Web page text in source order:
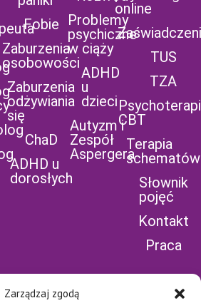
Zarządzaj zgodą
Fobie
Zaburzenia
osobowości
Zaburzenia
odżywiania
się
ChaD
ADHD u
dorosłych
Problemy
psychiczne
w ciąży
ADHD
u
dzieci
Autyzm i
Zespół
Aspergera
online
TUS
TZA
CBT
Terapia
schematów
Słownik
pojęć
Kontakt
Praca